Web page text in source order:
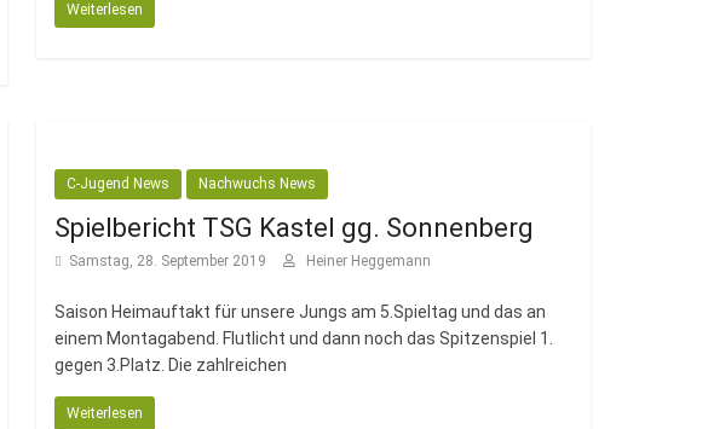
Weiterlesen
C-Jugend News Nachwuchs News
Spielbericht TSG Kastel gg. Sonnenberg
Samstag, 28. September 2019 Heiner Heggemann
Saison Heimauftakt für unsere Jungs am 5.Spieltag und das an
einem Montagabend. Flutlicht und dann noch das Spitzenspiel 1.
gegen 3.Platz. Die zahlreichen
Weiterlesen